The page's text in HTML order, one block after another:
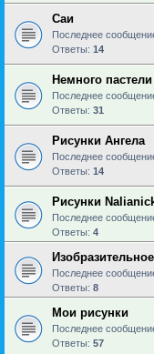
Саи
Последнее
Ответы: 14
Немного пастели
Последнее
Ответы: 31
Рисунки Ангела
Последнее
Ответы: 14
Рисунки
Последнее
Ответы: 4
Последнее
Ответы: 8
Мои рисунки
Последнее
Ответы: 57